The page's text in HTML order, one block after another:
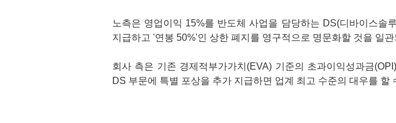
노측은 영업이익 15%를 반도체 사업을 담당하는 DS(디바이스솔
지급하고 '연봉 50%'인 상한 폐지를 영구적으로 명문화할 것을 일
회사 측은 기존 경제적부가가치(EVA) 기준의 초과이익성과금
DS 부문에 특별 포상을 추가 지급하면 업계 최고 수준의 대우를 할